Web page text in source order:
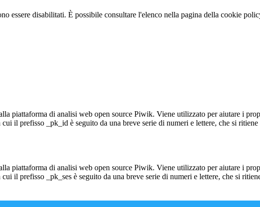
essere disabilitati. È possibile consultare l'elenco nella pagina della cookie
piattaforma di analisi web open source Piwik. Viene utilizzato per aiutare i
il prefisso _pk_id è seguito da una breve serie di numeri e lettere, che si
piattaforma di analisi web open source Piwik. Viene utilizzato per aiutare i
il prefisso _pk_ses è seguito da una breve serie di numeri e lettere, che si